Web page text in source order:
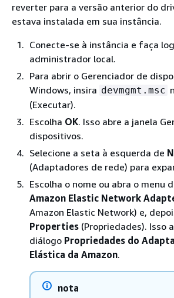
reverter para a versão anterior do
estava instalada em sua instância.
Conecte-se à instância e faça
administrador local.
Para abrir o Gerenciador de
Windows, insira devmgmt.msc
(Executar).
Escolha OK. Isso abre a janela
dispositivos.
Selecione a seta à esquerda de
(Adaptadores de rede) para
Escolha o nome ou abra o menu
Amazon Elastic Network
Amazon Elastic Network) e,
Properties (Propriedades). Isso
diálogo Propriedades do
Elástica da Amazon.
nota